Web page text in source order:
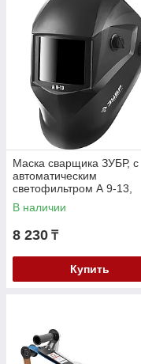
Маска сварщика ЗУБР, с
автоматическим
светофильтром А 9-13,
затемнение 4/9-13, серия
"Профессионал" (11076)
В наличии
8 230 ₸
Купить